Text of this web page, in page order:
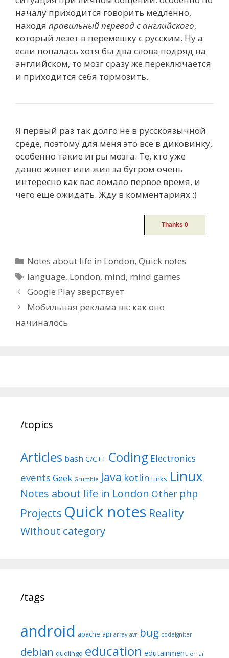
началу приходится говорить медленно,
находя правильный перевод с английского,
который лезет в перемешку с русским. Ну а
если попалась хотя бы два слова подряд на
английском, то мозг сразу же переключается
и приходится себя тормозить.
Я первый раз так долго не в русскоязычной
среде, поэтому для меня это все в диковинку,
особенно такие игры мозга. Те, кто уже
давно живет или жил за бугром очень
интересно как вас ломало первое время, и
чего еще ожидать. Жду в комментариях :)
Categories
Notes about life in London,Quick notes
Tags
language, London, mind, mind games
Post
navigation
Google Play зверствует
Мобильная реклама вк: как оно
начиналось
/topics
Articles bash C/C++ Coding Electronics
events Geek Grumble Java kotlin Links Linux
Notes about life in London Other php
Projects Quick notes Reality
Without category
/tags
android apache api array avr bug codeIgniter
debian duolingo education edutainment email